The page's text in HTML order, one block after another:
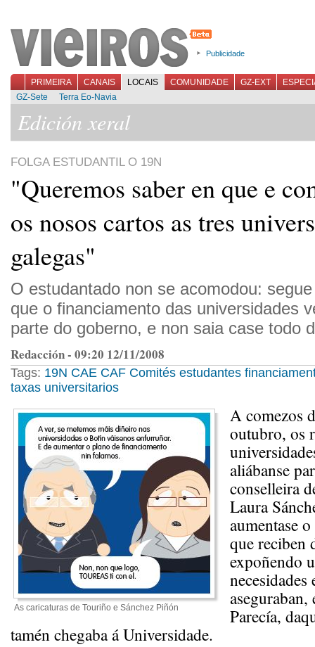
Publicidade
PRIMEIRA CANAIS LOCAIS COMUNIDADE GZ-EXT
GZ-Sete
Terra Eo-Navia
Edición xeral
FOLGA ESTUDANTIL O 19N
"Queremos saber en que e
os nosos cartos as tres
galegas"
O estudantado non se acomodou:
que o financiamento das universidades
parte do goberno, e non saia case todo
Redacción - 09:20 12/11/2008
Tags: 19N CAE CAF Comités estudantes
taxas universitarios
As caricaturas de Touriño e Sánchez Piñón
A comezos
outubro, os
aliábanse
conselleira
Laura
aumentase
que reciben
expoñendo
aseguraban,
Parecía,
tamén chegaba á Universidade.